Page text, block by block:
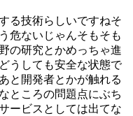
る技術らしいですねそ
危ないじゃんそもそも
の研究とかめっちゃ進
うしても安全な状態で
と開発者とかが触れる
ところの問題点にぶち
ービスとしては出てな